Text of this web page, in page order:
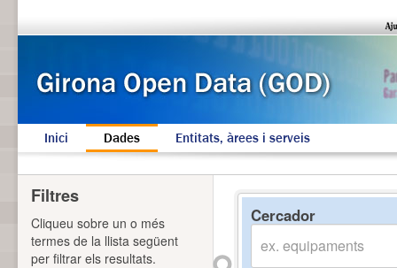
Inici Dades Entitats, àrees i serveis
Cercador
Filtres
Cliqueu sobre un o més
termes de la llista següent
per filtrar els resultats.